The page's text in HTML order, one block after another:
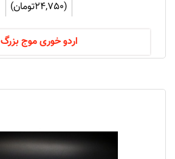
(24,750تومان)
اردو خوری موج بزرگ